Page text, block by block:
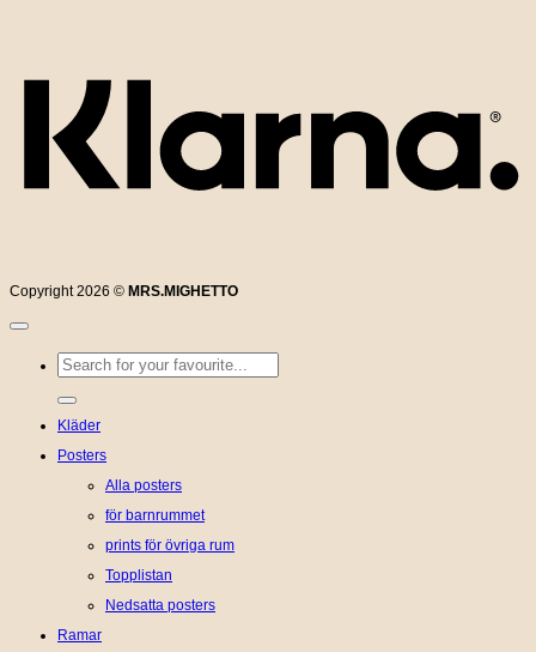
Copyright 2026 © MRS.MIGHETTO
Sök
efter:
Kläder
Posters
Alla posters
för barnrummet
prints för övriga rum
Topplistan
Nedsatta posters
Ramar